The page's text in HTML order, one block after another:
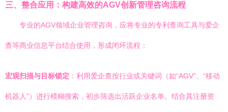
三、整合应用：构建高效的AGV创新管理咨询流程
专业的AGV领域企业管理咨询，应将专业的专利查询工具与爱企
查等商业信息平台结合使用，形成闭环流程：
宏观扫描与目标锁定 ：利用爱企查按行业或关键词（如“AGV”、“移动
机器人”）进行模糊搜索，初步筛选出活跃企业名单。结合其注册资